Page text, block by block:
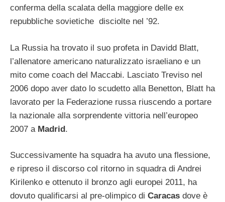
conferma della scalata della maggiore delle ex
repubbliche sovietiche disciolte nel ’92.
La Russia ha trovato il suo profeta in Davidd Blatt,
l’allenatore americano naturalizzato israeliano e un
mito come coach del Maccabi. Lasciato Treviso nel
2006 dopo aver dato lo scudetto alla Benetton, Blatt ha
lavorato per la Federazione russa riuscendo a portare
la nazionale alla sorprendente vittoria nell’europeo
2007 a Madrid.
Successivamente ha squadra ha avuto una flessione,
e ripreso il discorso col ritorno in squadra di Andrei
Kirilenko e ottenuto il bronzo agli europei 2011, ha
dovuto qualificarsi al pre-olimpico di Caracas dove è